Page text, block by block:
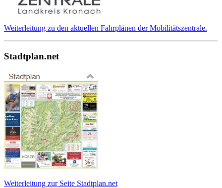
Weiterleitung zu den aktuellen Fahrplänen der Mobilitätszentrale.
Stadtplan.net
Weiterleitung zur Seite Stadtplan.net